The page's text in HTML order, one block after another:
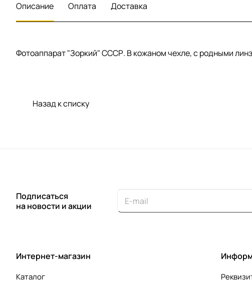
Описание Оплата Доставка
Фотоаппарат "Зоркий" СССР. В кожаном чехле, с родными
Назад к списку
Подписаться
на новости и акции
Интернет-магазин
Каталог